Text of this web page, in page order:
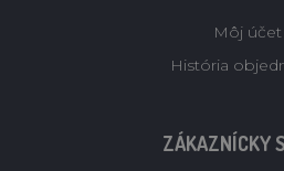
Môj účet
História
ZÁKAZNÍCKY